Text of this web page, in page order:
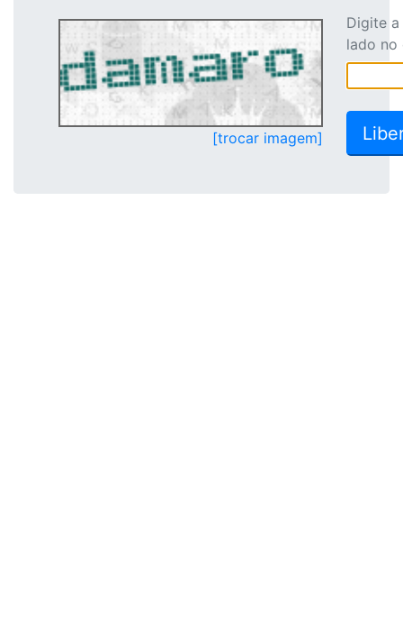
[trocar imagem]
Digite
lado no